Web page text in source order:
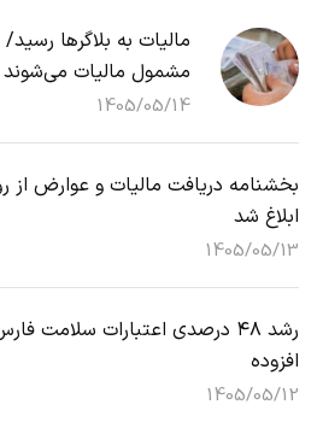
مالیات به بلاگرها
مشمول مالیات می‌شوند
1405/05/14
بخشنامه دریافت مالیات و عوارض از
ابلاغ شد
1405/05/13
رشد ۴۸ درصدی اعتبارات سلامت
افزوده
1405/05/12